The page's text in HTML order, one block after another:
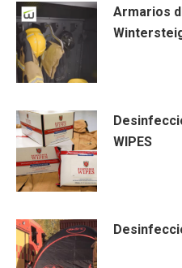
Armarios
WIPES